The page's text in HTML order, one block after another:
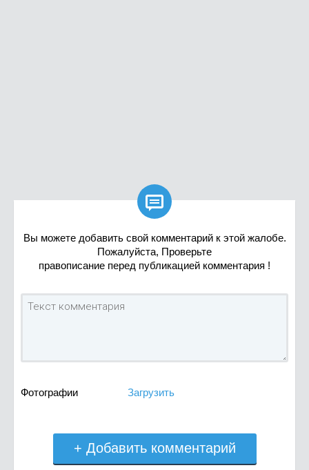

Вы можете добавить свой комментарий к этой жалобе.
Пожалуйста, Проверьте
правописание перед публикацией комментария !
Фотографии Загрузить
+ Добавить комментарий